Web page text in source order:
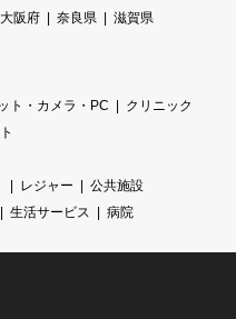
大阪府 奈良県 滋賀県
ト・カメラ・PC
クリニック
レジャー
公共施設
生活サービス 病院